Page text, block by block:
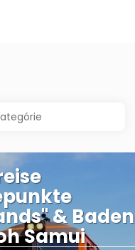
& Baden
Samui